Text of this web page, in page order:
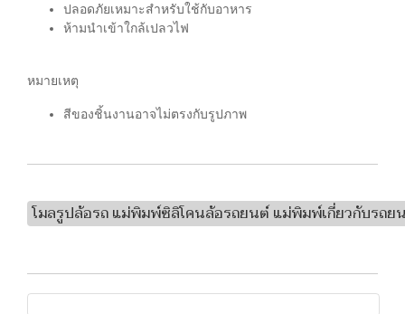
ปลอดภัยเหมาะสำหรับใช้กับอาหาร
ห้ามนำเข้าใกล้เปลวไฟ
หมายเหตุ
สีของชิ้นงานอาจไม่ตรงกับรูปภาพ
โมลรูปล้อรถ แม่พิมพ์ซิลิโคนล้อรถยนต์ แม่พิมพ์เกี่ยวกับรถย